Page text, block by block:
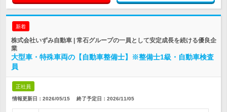
新着
株式会社いずみ自動車 | 常石グループの一員として安定成長を続ける優良企
業
大型車・特殊車両の【自動車整備士】※整備士1級・自動車検査
員
正社員
情報更新日：2026/05/15 終了予定日： 2026/11/05